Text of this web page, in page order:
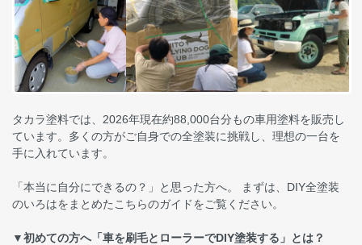
タカラ塗料では、2026年現在約88,000台分もの車用塗料を販売し
ています。多くの方がご自身での全塗装に挑戦し、理想の一台を
手に入れています。
「本当に自分にできるの？」と思った方へ。 まずは、DIY全塗装
のいろはをまとめたこちらのガイドをご覧ください。
▼初めての方へ「車を刷毛とローラーでDIY塗装する」とは？